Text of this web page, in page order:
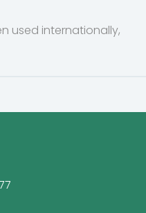
used internationally,